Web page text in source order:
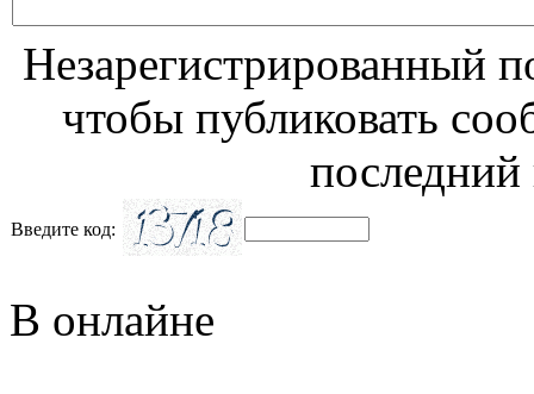
Незарегистрированный
чтобы публиковать
Введите код:
В онлайне